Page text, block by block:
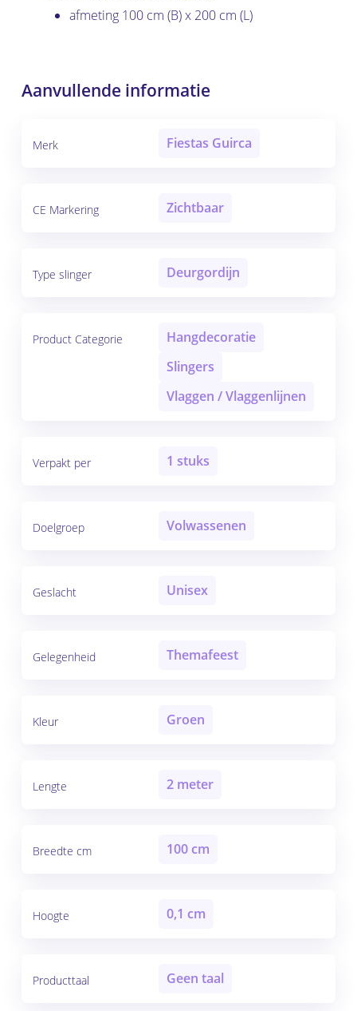
afmeting 100 cm (B) x 200 cm (L)
Aanvullende informatie
Merk Fiestas Guirca
CE Markering Zichtbaar
Type slinger Deurgordijn
Product Categorie
Hangdecoratie
Slingers
Vlaggen / Vlaggenlijnen
Verpakt per 1 stuks
Doelgroep Volwassenen
Geslacht Unisex
Gelegenheid Themafeest
Kleur Groen
Lengte 2 meter
Breedte cm 100 cm
Hoogte 0,1 cm
Producttaal Geen taal